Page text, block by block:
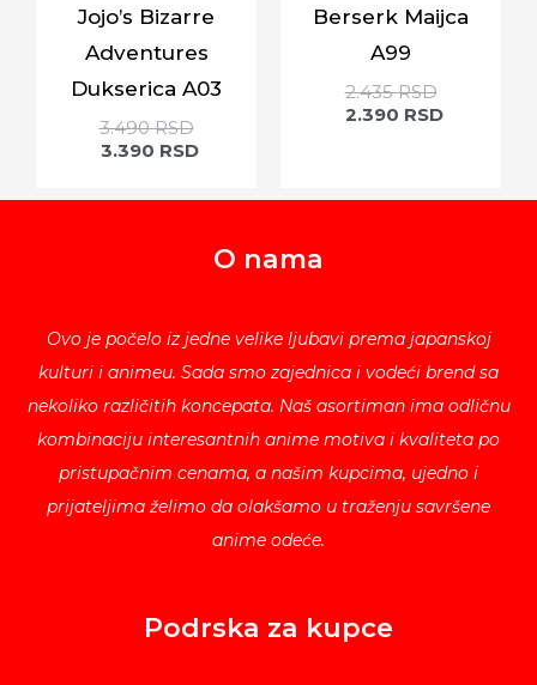
Jojo’s Bizarre
Adventures
Dukserica A03
3.490RSD
3.390 RSD
Berserk Maijca
A99
2.435RSD
2.390 RSD
O nama
Ovo je počelo iz jedne velike ljubavi prema japanskoj
kulturi i animeu. Sada smo zajednica i vodeći brend sa
nekoliko različitih koncepata. Naš asortiman ima odličnu
kombinaciju interesantnih anime motiva i kvaliteta po
pristupačnim cenama, a našim kupcima, ujedno i
prijateljima želimo da olakšamo u traženju savršene
anime odeće.
Podrska za kupce